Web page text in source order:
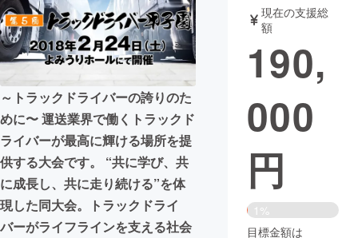
アート・写真 音楽
テクノロジー・ガジェット ゲーム・サ
映像・映画
ビジネス・起業
まちづくり・地域活性化
CAMPFIRE for Social Good
CAMPFIRE Creation
～トラックドライバーの誇りのた
めに〜 運送業界で働くトラックド
ライバーが最高に輝ける場所を提
供する大会です。 “共に学び、共
に成長し、共に走り続ける”を体
現した同大会。トラックドライ
バーがライフラインを支える社会
現在の支援総
額
190,
000
円
1%
目標金額は